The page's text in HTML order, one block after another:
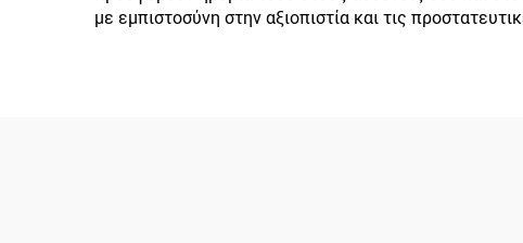
με εμπιστοσύνη στην αξιοπιστία και τις